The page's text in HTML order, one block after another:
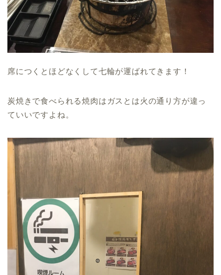
席につくとほどなくして七輪が運ばれてきます！
炭焼きで食べられる焼肉はガスとは火の通り方が違っ
ていいですよね。